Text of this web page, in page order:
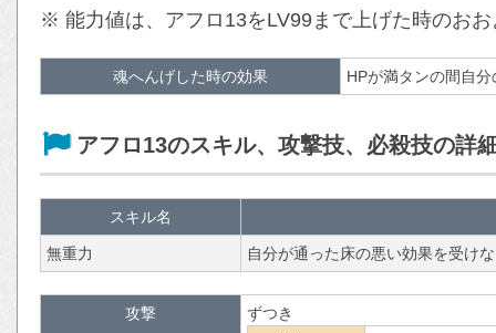
※ 能力値は、アフロ13をLV99まで上げた時のお
魂へんげした時の効果 HPが満タンの間自
アフロ13のスキル、攻撃技、必殺技の詳
スキル名
無重力 自分が通った床の悪い効果を受け
攻撃
ずつき